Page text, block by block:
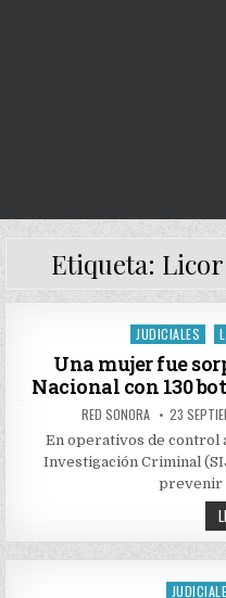
Etiqueta:
Posted
in
JUDICIALES
Una mujer fue
Nacional con 130
AUTHOR:
RED SONORA
DATE:
23
En operativos de control
Investigación Criminal
prevenir
Posted